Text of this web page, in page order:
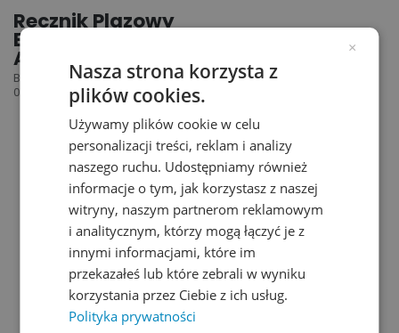
Recznik Plazowy
Bawelniany Frota Chlonny
AR037 - Sand
Beach Towel | nr art.: AR037 | nr art. producenta:
006.50
×
Nasza strona korzysta z
plików cookies.
Używamy plików cookie w celu
personalizacji treści, reklam i analizy
naszego ruchu. Udostępniamy również
informacje o tym, jak korzystasz z naszej
witryny, naszym partnerom reklamowym
i analitycznym, którzy mogą łączyć je z
innymi informacjami, które im
przekazałeś lub które zebrali w wyniku
korzystania przez Ciebie z ich usług.
Polityka prywatności